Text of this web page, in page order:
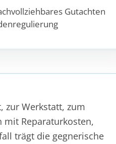
Gutachten
zur Werkstatt, zum
mit Reparaturkosten,
trägt die gegnerische